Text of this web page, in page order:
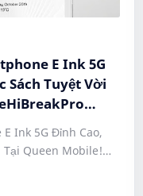
E Ink 5G
Sách Tuyệt Vời
Ink 5G Đỉnh Cao,
Queen Mobile!